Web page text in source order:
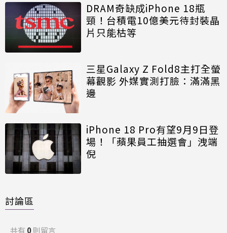
DRAM奇缺成iPhone 18瓶
頸！台積電10億美元待封裝晶
片只能枯等
三星Galaxy Z Fold8主打全螢
幕觀影 外媒實測打臉：滿滿黑
邊
iPhone 18 Pro有望9月9日登
場！「蘋果員工抽選會」洩端
倪
討論區
共有 0則留言